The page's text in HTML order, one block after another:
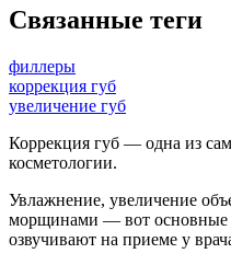
Связанные теги
филлеры
коррекция губ
увеличение губ
Коррекция губ — одна из
косметологии.
Увлажнение, увеличение
морщинами — вот основные
озвучивают на приеме у